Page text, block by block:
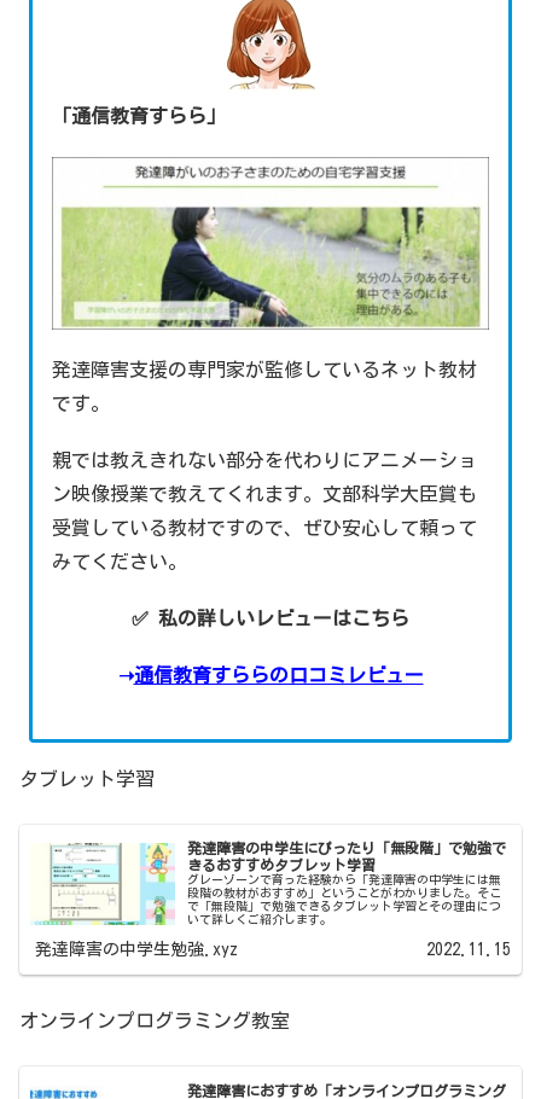
「通信教育すらら」
発達障害支援の専門家が監修しているネット教材
です。
親では教えきれない部分を代わりにアニメーショ
ン映像授業で教えてくれます。文部科学大臣賞も
受賞している教材ですので、ぜひ安心して頼って
みてください。
✅ 私の詳しいレビューはこちら
➝通信教育すららの口コミレビュー
タブレット学習
発達障害の中学生にぴったり「無段階」で勉強で
きるおすすめタブレット学習
グレーゾーンで育った経験から「発達障害の中学生には無
段階の教材がおすすめ」ということがわかりました。そこ
で「無段階」で勉強できるタブレット学習とその理由につ
いて詳しくご紹介します。
発達障害の中学生勉強.xyz 2022.11.15
オンラインプログラミング教室
発達障害におすすめ「オンラインプログラミング